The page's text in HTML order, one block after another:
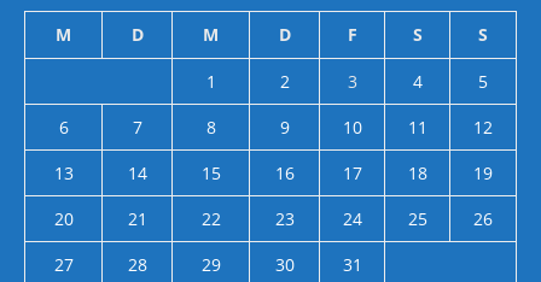
M D M D F S S
1 2 3 4
5
6
7 8 9 10 11
12
13
14 15 16 17 18
19
20
21 22 23 24 25
26
27
28 29 30 31